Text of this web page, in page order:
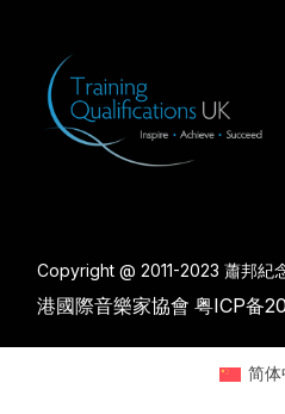
Copyright @ 2011-2023 蕭邦紀
港國際音樂家協會 粤ICP备
简体